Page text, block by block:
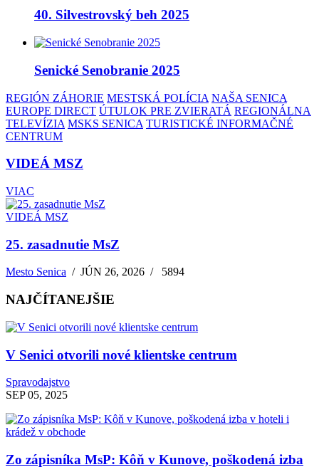
40. Silvestrovský beh 2025
Senické Senobranie 2025
REGIÓN ZÁHORIE MESTSKÁ POLÍCIA NAŠA SENICA
EUROPE DIRECT ÚTULOK PRE ZVIERATÁ REGIONÁLNA
TELEVÍZIA MSKS SENICA TURISTICKÉ INFORMAČNÉ
CENTRUM
VIDEÁ MSZ
VIAC
VIDEÁ MSZ
25. zasadnutie MsZ
Mesto Senica /JÚN 26, 2026 / 5894
NAJČÍTANEJŠIE
V Senici otvorili nové klientske centrum
Spravodajstvo
SEP 05, 2025
Zo zápisníka MsP: Kôň v Kunove, poškodená izba